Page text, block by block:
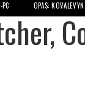
OPAS: